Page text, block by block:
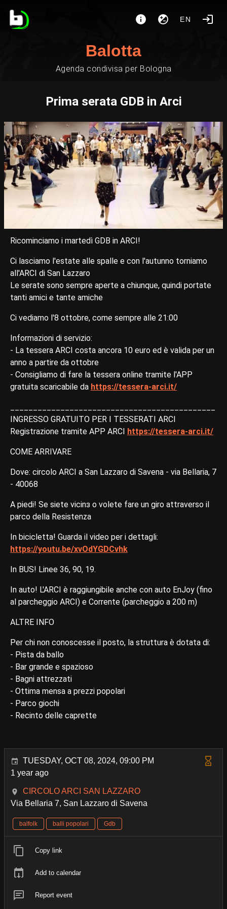
EN
Balotta
Agenda condivisa per Bologna
Prima serata GDB in Arci
Ricominciamo i martedì GDB in ARCI!
Ci lasciamo l'estate alle spalle e con l'autunno torniamo
all'ARCI di San Lazzaro
Le serate sono sempre aperte a chiunque, quindi portate
tanti amici e tante amiche
Ci vediamo l'8 ottobre, come sempre alle 21:00
Informazioni di servizio:
- La tessera ARCI costa ancora 10 euro ed è valida per un
anno a partire da ottobre
- Consigliamo di fare la tessera online tramite l'APP
gratuita scaricabile da https://tessera-arci.it/
INGRESSO GRATUITO PER I TESSERATI ARCI
Registrazione tramite APP ARCI https://tessera-arci.it/
COME ARRIVARE
Dove: circolo ARCI a San Lazzaro di Savena - via Bellaria, 7
- 40068
A piedi! Se siete vicinɜ o volete fare un giro attraverso il
parco della Resistenza
In bicicletta! Guarda il video per i dettagli:
https://youtu.be/xvOdYGDCvhk
In BUS! Linee 36, 90, 19.
In auto! L'ARCI è raggiungibile anche con auto EnJoy (fino
al parcheggio ARCI) e Corrente (parcheggio a 200 m)
ALTRE INFO
Per chi non conoscesse il posto, la struttura è dotata di:
- Pista da ballo
- Bar grande e spazioso
- Bagni attrezzati
- Ottima mensa a prezzi popolari
- Parco giochi
- Recinto delle caprette
TUESDAY, OCT 08, 2024, 09:00 PM
1 year ago
CIRCOLO ARCI SAN LAZZARO
Via Bellaria 7, San Lazzaro di Savena
balfolk balli popolari Gdb
Copy link
Add to calendar
Report event